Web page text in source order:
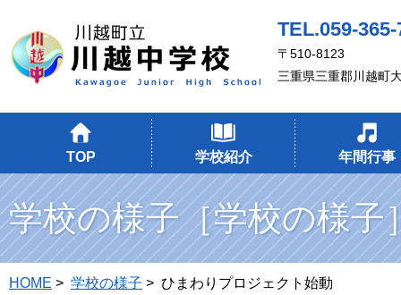
TEL.059-365-
〒510-8123
三重県三重郡川越町
TOP 学校紹介 年間行事
学校の様子［学校の様子
HOME > 学校の様子 > ひまわりプロジェクト始動